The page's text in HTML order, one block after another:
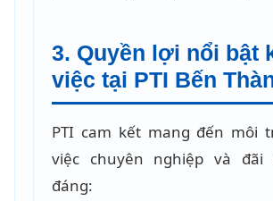
3. Quyền lợi nổi bật
việc tại PTI Bến
PTI cam kết mang đến môi
việc chuyên nghiệp và đãi
đáng: